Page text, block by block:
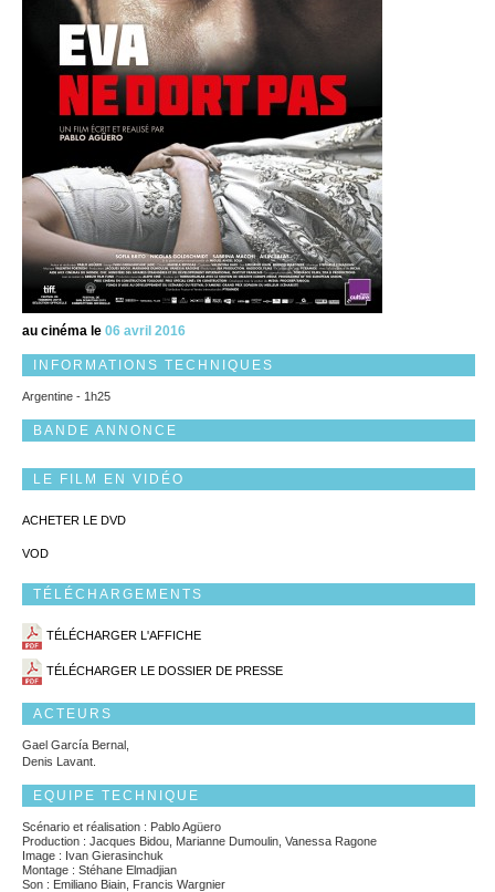
au cinéma le 06 avril 2016
INFORMATIONS TECHNIQUES
Argentine - 1h25
BANDE ANNONCE
LE FILM EN VIDÉO
ACHETER LE DVD
VOD
TÉLÉCHARGEMENTS
TÉLÉCHARGER L'AFFICHE
TÉLÉCHARGER LE DOSSIER DE PRESSE
ACTEURS
Gael García Bernal,
Denis Lavant.
EQUIPE TECHNIQUE
Scénario et réalisation : Pablo Agüero
Production : Jacques Bidou, Marianne Dumoulin, Vanessa Ragone
Image : Ivan Gierasinchuk
Montage : Stéhane Elmadjian
Son : Emiliano Biain, Francis Wargnier